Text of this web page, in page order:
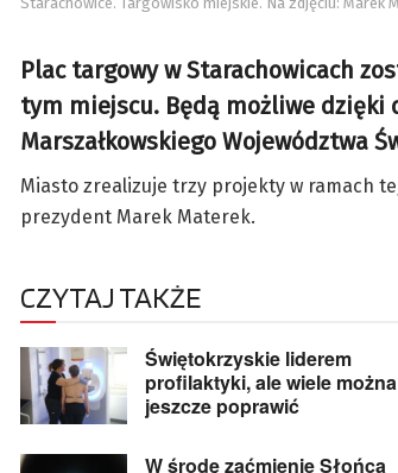
Plac targowy w Starachowicach
tym miejscu. Będą możliwe dzięki
Marszałkowskiego Województwa
Miasto zrealizuje trzy projekty w ramach
prezydent Marek Materek.
CZYTAJ TAKŻE
Świętokrzyskie liderem
profilaktyki, ale wiele można
jeszcze poprawić
W środę zaćmienie Słońca